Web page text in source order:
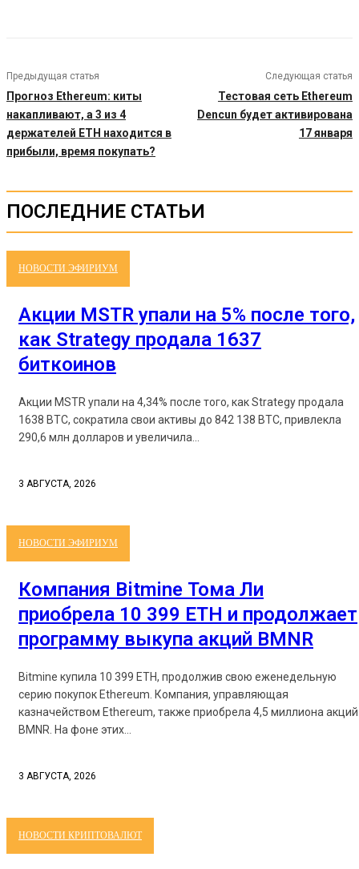
Предыдущая статья
Прогноз Ethereum: киты
накапливают, а 3 из 4
держателей ETH находится в
прибыли, время покупать?
Следующая статья
Тестовая сеть Ethereum
Dencun будет активирована
17 января
ПОСЛЕДНИЕ СТАТЬИ
НОВОСТИ ЭФИРИУМ
Акции MSTR упали на 5% после того,
как Strategy продала 1637
биткоинов
Акции MSTR упали на 4,34% после того, как Strategy продала
1638 BTC, сократила свои активы до 842 138 BTC, привлекла
290,6 млн долларов и увеличила...
3 АВГУСТА, 2026
НОВОСТИ ЭФИРИУМ
Компания Bitmine Тома Ли
приобрела 10 399 ETH и продолжает
программу выкупа акций BMNR
Bitmine купила 10 399 ETH, продолжив свою еженедельную
серию покупок Ethereum. Компания, управляющая
казначейством Ethereum, также приобрела 4,5 миллиона акций
BMNR. На фоне этих...
3 АВГУСТА, 2026
НОВОСТИ КРИПТОВАЛЮТ